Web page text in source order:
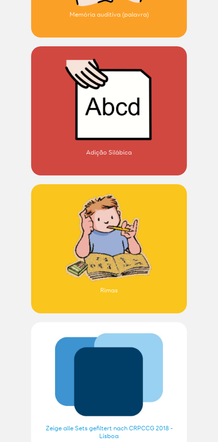
Memória auditiva (palavra)
Adição Silábica
Rimas
Zeige alle Sets gefiltert nach CRPCCG 2018 -
Lisboa